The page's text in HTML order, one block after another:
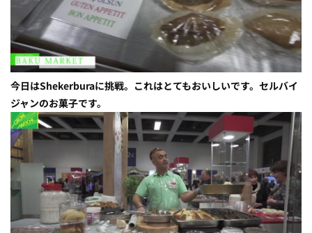
今日はShekerburaに挑戦。これはとてもおいしいです。セルバイ
ジャンのお菓子です。